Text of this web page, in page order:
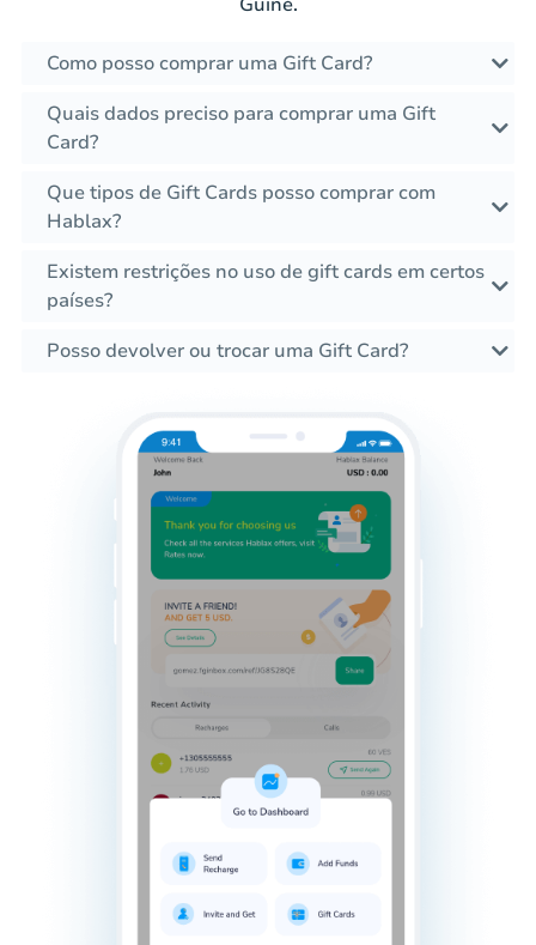
Guiné.
Como posso comprar uma Gift Card?
Quais dados preciso para comprar uma Gift
Card?
Que tipos de Gift Cards posso comprar com
Hablax?
Existem restrições no uso de gift cards em certos
países?
Posso devolver ou trocar uma Gift Card?